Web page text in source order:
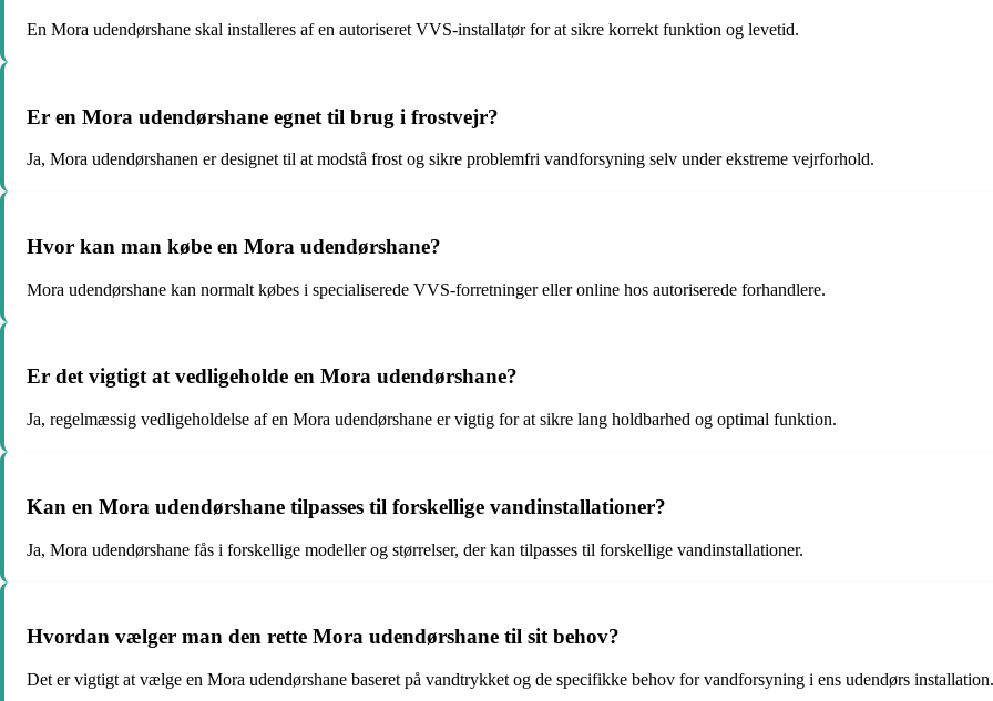
En Mora udendørshane skal installeres af en autoriseret VVS-installatør for at sikre korrekt funktion og levetid.
Er en Mora udendørshane egnet til brug i frostvejr?
Ja, Mora udendørshanen er designet til at modstå frost og sikre problemfri vandforsyning selv under ekstreme vejrforhold.
Hvor kan man købe en Mora udendørshane?
Mora udendørshane kan normalt købes i specialiserede VVS-forretninger eller online hos autoriserede forhandlere.
Er det vigtigt at vedligeholde en Mora udendørshane?
Ja, regelmæssig vedligeholdelse af en Mora udendørshane er vigtig for at sikre lang holdbarhed og optimal funktion.
Kan en Mora udendørshane tilpasses til forskellige vandinstallationer?
Ja, Mora udendørshane fås i forskellige modeller og størrelser, der kan tilpasses til forskellige vandinstallationer.
Hvordan vælger man den rette Mora udendørshane til sit behov?
Det er vigtigt at vælge en Mora udendørshane baseret på vandtrykket og de specifikke behov for vandforsyning i ens udendørs installation.